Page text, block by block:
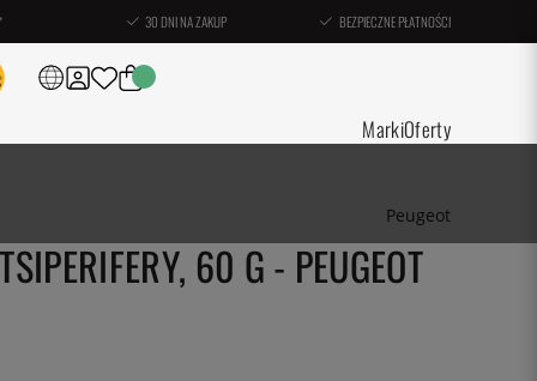
30 DNI NA ZAKUP BEZPIECZNE PŁATNOŚCI
MarkiOferty
Peugeot
60 G - PEUGEOT